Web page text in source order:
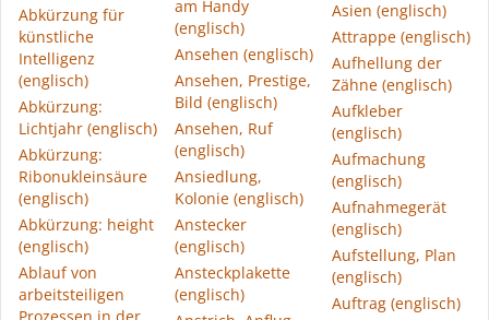
Abkürzung für
künstliche
Intelligenz
(englisch)
Abkürzung:
Lichtjahr (englisch)
Abkürzung:
Ribonukleinsäure
(englisch)
Abkürzung: height
(englisch)
Ablauf von
arbeitsteiligen
am Handy
(englisch)
Ansehen (englisch)
Ansehen, Prestige,
Bild (englisch)
Ansehen, Ruf
(englisch)
Ansiedlung,
Kolonie (englisch)
Anstecker
(englisch)
Ansteckplakette
(englisch)
Asien (englisch)
Attrappe (englisch)
Aufhellung der
Zähne (englisch)
Aufkleber
(englisch)
Aufmachung
(englisch)
Aufnahmegerät
(englisch)
Aufstellung, Plan
(englisch)
Auftrag (englisch)